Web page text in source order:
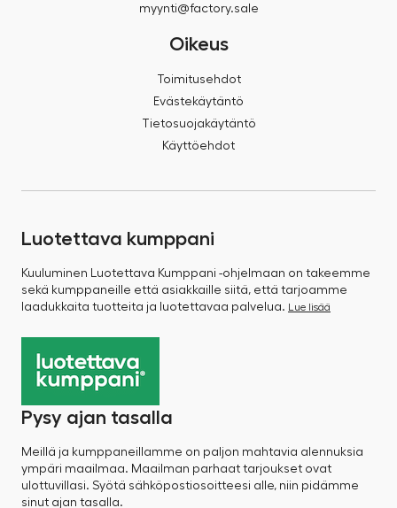
myynti@factory.sale
Oikeus
Toimitusehdot
Evästekäytäntö
Tietosuojakäytäntö
Käyttöehdot
Luotettava kumppani
Kuuluminen Luotettava Kumppani -ohjelmaan on takeemme
sekä kumppaneille että asiakkaille siitä, että tarjoamme
laadukkaita tuotteita ja luotettavaa palvelua. Lue lisää
Pysy ajan tasalla
Meillä ja kumppaneillamme on paljon mahtavia alennuksia
ympäri maailmaa. Maailman parhaat tarjoukset ovat
ulottuvillasi. Syötä sähköpostiosoitteesi alle, niin pidämme
sinut ajan tasalla.